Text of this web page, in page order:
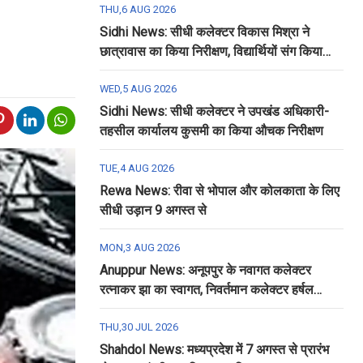
THU,6 AUG 2026
Sidhi News: सीधी कलेक्टर विकास मिश्रा ने
छात्रावास का किया निरीक्षण, विद्यार्थियों संग किया
रात्रि भोजन
WED,5 AUG 2026
Sidhi News: सीधी कलेक्टर ने उपखंड अधिकारी-
तहसील कार्यालय कुसमी का किया औचक निरीक्षण
TUE,4 AUG 2026
Rewa News: रीवा से भोपाल और कोलकाता के लिए
सीधी उड़ान 9 अगस्त से
MON,3 AUG 2026
Anuppur News: अनूपपुर के नवागत कलेक्टर
रत्नाकर झा का स्वागत, निवर्तमान कलेक्टर हर्षल
पंचोली को दी गई विदाई
THU,30 JUL 2026
Shahdol News: मध्यप्रदेश में 7 अगस्त से प्रारंभ